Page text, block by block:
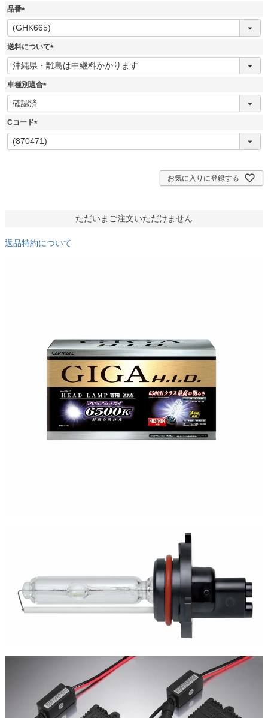
品番
(
必
須
送料について
(
必
車種別適合
(
Cコード
(
必
お気に入りに登録する
ただいまご注文いただけません
返品特約について